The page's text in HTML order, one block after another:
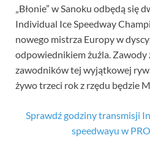
„Błonie” w Sanoku odbędą się
Individual Ice Speedway
nowego mistrza Europy w
odpowiednikiem żużla. Zawody
zawodników tej wyjątkowej
żywo trzeci rok z rzędu będzie
Sprawdź godziny transmisji
speedwayu w